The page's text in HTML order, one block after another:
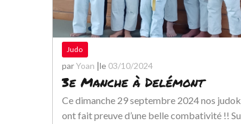
Judo
parYoan |le 03/10/2024
3e Manche à Delémont
Ce dimanche 29 septembre 2024 nos
ont fait preuve d’une belle combativité !!